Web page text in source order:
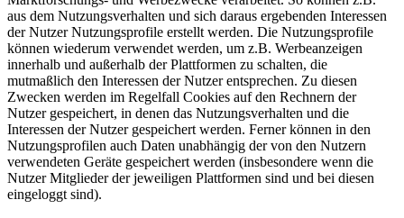
aus dem Nutzungsverhalten und sich daraus ergebenden Interessen
der Nutzer Nutzungsprofile erstellt werden. Die Nutzungsprofile
können wiederum verwendet werden, um z.B. Werbeanzeigen
innerhalb und außerhalb der Plattformen zu schalten, die
mutmaßlich den Interessen der Nutzer entsprechen. Zu diesen
Zwecken werden im Regelfall Cookies auf den Rechnern der
Nutzer gespeichert, in denen das Nutzungsverhalten und die
Interessen der Nutzer gespeichert werden. Ferner können in den
Nutzungsprofilen auch Daten unabhängig der von den Nutzern
verwendeten Geräte gespeichert werden (insbesondere wenn die
Nutzer Mitglieder der jeweiligen Plattformen sind und bei diesen
eingeloggt sind).